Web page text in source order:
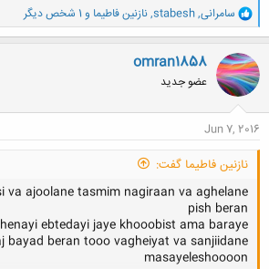
و
ا
ک
ن
ش
ه
ا
سامرانی,
stabesh
,نازنین فاطیما و 1 شخص دیگر
omran1858
عضو جدید
Jun 7, 2016
نازنین فاطیما گفت:
va ajoolane tasmim nagiraan va aghelane
pish beran
ebtedayi jaye khooobist ama baraye
bayad beran tooo vagheiyat va sanjiidane
masayeleshoooon